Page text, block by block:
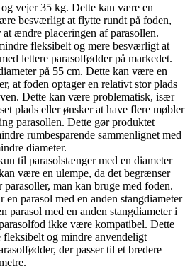
vejer 35 kg. Dette kan være en
besværligt at flytte rundt på foden,
ændre placeringen af parasollen.
fleksibelt og mere besværligt at
lettere parasolfødder på markedet.
på 55 cm. Dette kan være en
at foden optager en relativt stor plads
Dette kan være problematisk, især
plads eller ønsker at have flere møbler
parasollen. Dette gør produktet
rumbesparende sammenlignet med
diameter.
til parasolstænger med en diameter
være en ulempe, da det begrænser
man kan bruge med foden.
en parasol med en anden stangdiameter
parasol med en anden stangdiameter i
ikke være kompatibel. Dette
og mindre anvendeligt
der passer til et bredere